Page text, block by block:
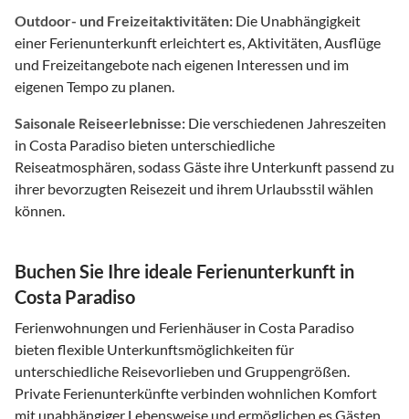
Outdoor- und Freizeitaktivitäten: Die Unabhängigkeit
einer Ferienunterkunft erleichtert es, Aktivitäten, Ausflüge
und Freizeitangebote nach eigenen Interessen und im
eigenen Tempo zu planen.
Saisonale Reiseerlebnisse: Die verschiedenen Jahreszeiten
in Costa Paradiso bieten unterschiedliche
Reiseatmosphären, sodass Gäste ihre Unterkunft passend zu
ihrer bevorzugten Reisezeit und ihrem Urlaubsstil wählen
können.
Buchen Sie Ihre ideale Ferienunterkunft in
Costa Paradiso
Ferienwohnungen und Ferienhäuser in Costa Paradiso
bieten flexible Unterkunftsmöglichkeiten für
unterschiedliche Reisevorlieben und Gruppengrößen.
Private Ferienunterkünfte verbinden wohnlichen Komfort
mit unabhängiger Lebensweise und ermöglichen es Gästen,